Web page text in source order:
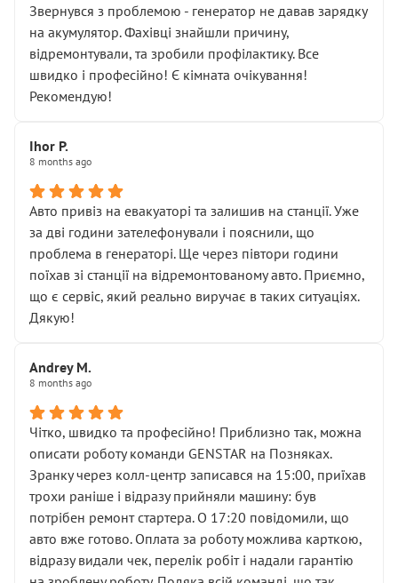
діагностики ходової не проводилось. Після
зауваження гроші за цю “послугу” повернули, що
лише підтвердило мою правоту.
Але головне — я виїжджаю з боксу, і скрип у гальмах
залишився таким самим, як і був. Тобто оплачена
Далі ситуація тільки погіршилась:
• сказали, що тепер “потрібно знімати колеса”
• що біля авто стояти вже не можна
• почали озвучувати купу додаткових робіт без
чіткого пояснення
( ну все зняли та доробили) дякую!
Окремий момент, який виглядає абсурдно:
мені заявили, що бачок гальмівної рідини потрібно
міняти разом із головним гальмівним циліндром у
Для людини, яка хоча б трохи розуміється на техніці,
це звучить як мінімум непрофесійно, а як максимум —
спроба продати дорогий вузол замість елементарних
ущільнювачів.
Що прикро — це не перший мій візит. Раніше міняв у
вас стартер, і тоді сервіс наче справив хороше
враження. Але згодом знайшов декілька гайок під
лобовим склом. Мені пояснили, що це “старі гайки, які
відкручували”, і попросили не хвилюватися. ( надіюсь
новий власник, не застяг в полі))
Але після нинішнього візиту такі дрібниці вже не
Звернувся з проблемою - генератор не давав зарядку
на акумулятор. Фахівці знайшли причину,
відремонтували, та зробили профілактику. Все
швидко і професійно! Є кімната очікування!
Рекомендую!
Ihor P.
8 months ago
Авто привіз на евакуаторі та залишив на станції. Уже
за дві години зателефонували і пояснили, що
проблема в генераторі. Ще через півтори години
поїхав зі станції на відремонтованому авто. Приємно,
що є сервіс, який реально виручає в таких ситуаціях.
Дякую!
Andrey M.
8 months ago
Чітко, швидко та професійно! Приблизно так, можна
описати роботу команди GENSTAR на Позняках.
Зранку через колл-центр записався на 15:00, приїхав
трохи раніше і відразу прийняли машину: був
потрібен ремонт стартера. О 17:20 повідомили, що
авто вже готово. Оплата за роботу можлива карткою,
відразу видали чек, перелік робіт і надали гарантію